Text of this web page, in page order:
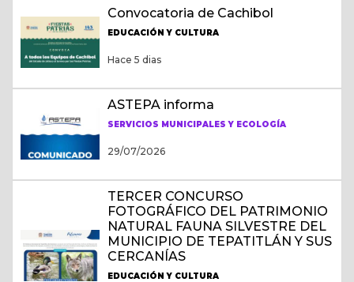
Convocatoria de Cachibol
EDUCACIÓN Y CULTURA
Hace 5 dias
ASTEPA informa
SERVICIOS MUNICIPALES Y ECOLOGÍA
29/07/2026
TERCER CONCURSO
FOTOGRÁFICO DEL PATRIMONIO
NATURAL FAUNA SILVESTRE DEL
MUNICIPIO DE TEPATITLÁN Y SUS
CERCANÍAS
EDUCACIÓN Y CULTURA